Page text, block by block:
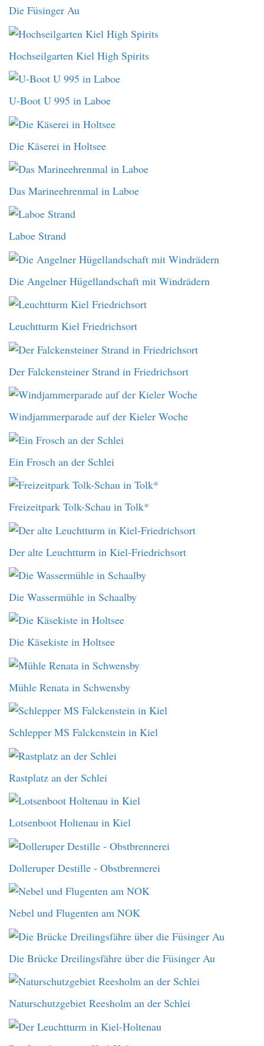
Die Füsinger Au
Hochseilgarten Kiel High Spirits
U-Boot U 995 in Laboe
Die Käserei in Holtsee
Das Marineehrenmal in Laboe
Laboe Strand
Die Angelner Hügellandschaft mit Windrädern
Leuchtturm Kiel Friedrichsort
Der Falckensteiner Strand in Friedrichsort
Windjammerparade auf der Kieler Woche
Ein Frosch an der Schlei
Freizeitpark Tolk-Schau in Tolk*
Der alte Leuchtturm in Kiel-Friedrichsort
Die Wassermühle in Schaalby
Die Käsekiste in Holtsee
Mühle Renata in Schwensby
Schlepper MS Falckenstein in Kiel
Rastplatz an der Schlei
Lotsenboot Holtenau in Kiel
Dolleruper Destille - Obstbrennerei
Nebel und Flugenten am NOK
Die Brücke Dreilingsfähre über die Füsinger Au
Naturschutzgebiet Reesholm an der Schlei